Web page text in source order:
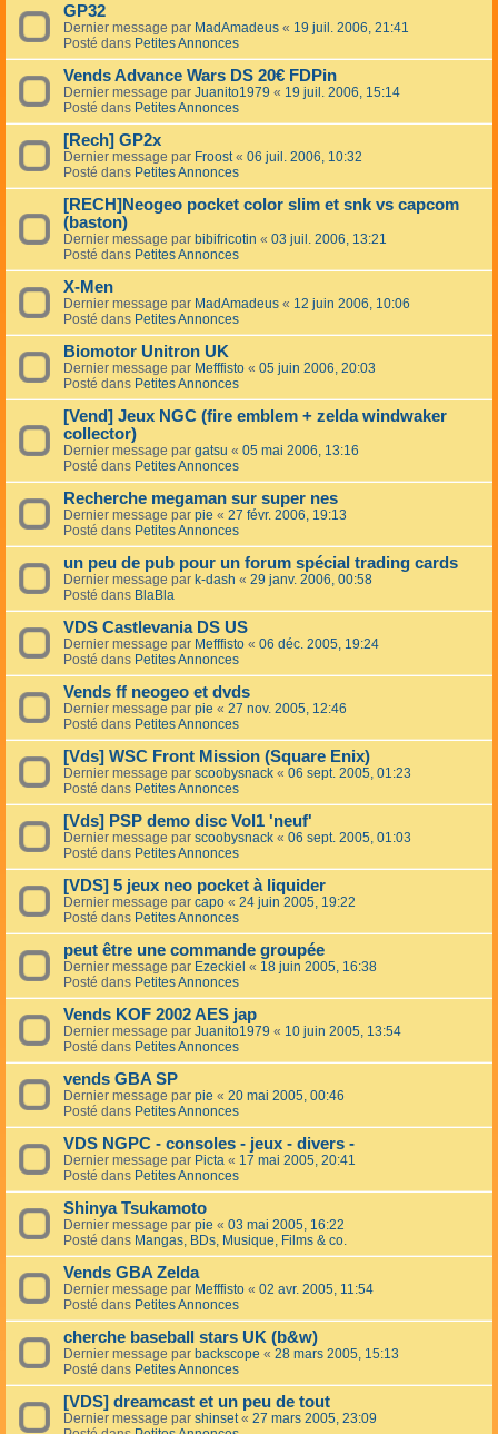
GP32
Dernier message par MadAmadeus « 19 juil. 2006, 21:41
Posté dans Petites Annonces
Vends Advance Wars DS 20€ FDPin
Dernier message par Juanito1979 « 19 juil. 2006, 15:14
Posté dans Petites Annonces
[Rech] GP2x
Dernier message par Froost« 06 juil. 2006, 10:32
Posté dans Petites Annonces
[RECH]Neogeo pocket color slim et snk vs capcom
(baston)
Dernier message par bibifricotin « 03 juil. 2006, 13:21
Posté dans Petites Annonces
X-Men
Dernier message par MadAmadeus « 12 juin 2006, 10:06
Posté dans Petites Annonces
Biomotor Unitron UK
Dernier message par Mefffisto « 05 juin 2006, 20:03
Posté dans Petites Annonces
[Vend] Jeux NGC (fire emblem + zelda windwaker
collector)
Dernier message par gatsu « 05 mai 2006, 13:16
Posté dans Petites Annonces
Recherche megaman sur super nes
Dernier message par pie « 27 févr. 2006, 19:13
Posté dans Petites Annonces
un peu de pub pour un forum spécial trading cards
Dernier message par k-dash « 29 janv. 2006, 00:58
Posté dans BlaBla
VDS Castlevania DS US
Dernier message par Mefffisto « 06 déc. 2005, 19:24
Posté dans Petites Annonces
Vends ff neogeo et dvds
Dernier message par pie « 27 nov. 2005, 12:46
Posté dans Petites Annonces
[Vds] WSC Front Mission (Square Enix)
Dernier message par scoobysnack « 06 sept. 2005, 01:23
Posté dans Petites Annonces
[Vds] PSP demo disc Vol1 'neuf'
Dernier message par scoobysnack « 06 sept. 2005, 01:03
Posté dans Petites Annonces
[VDS] 5 jeux neo pocket à liquider
Dernier message par capo « 24 juin 2005, 19:22
Posté dans Petites Annonces
peut être une commande groupée
Dernier message par Ezeckiel « 18 juin 2005, 16:38
Posté dans Petites Annonces
Vends KOF 2002 AES jap
Dernier message par Juanito1979 « 10 juin 2005, 13:54
Posté dans Petites Annonces
vends GBA SP
Dernier message par pie « 20 mai 2005, 00:46
Posté dans Petites Annonces
VDS NGPC - consoles - jeux - divers -
Dernier message par Picta « 17 mai 2005, 20:41
Posté dans Petites Annonces
Shinya Tsukamoto
Dernier message par pie « 03 mai 2005, 16:22
Posté dans Mangas, BDs, Musique, Films & co.
Vends GBA Zelda
Dernier message par Mefffisto « 02 avr. 2005, 11:54
Posté dans Petites Annonces
cherche baseball stars UK (b&w)
Dernier message par backscope « 28 mars 2005, 15:13
Posté dans Petites Annonces
[VDS] dreamcast et un peu de tout
Dernier message par shinset« 27 mars 2005, 23:09